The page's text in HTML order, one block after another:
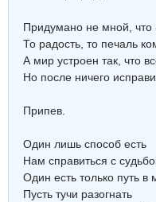
Придумано не мной, что
То радость, то печаль
А мир устроен так, что
Но после ничего
Припев.
Один лишь способ есть
Нам справиться с
Один есть только путь в
Пусть тучи разогнать